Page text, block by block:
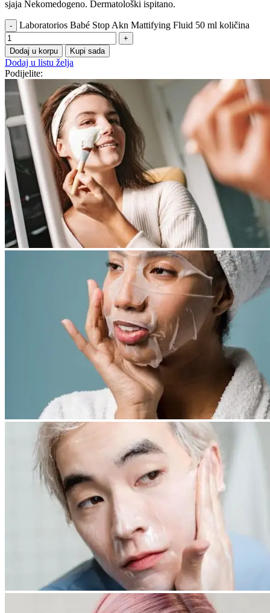
sjaja Nekomedogeno. Dermatološki ispitano.
Laboratorios Babé Stop Akn Mattifying Fluid 50 ml količina
Dodaj u korpu Kupi sada
Dodaj u listu želja
Podijelite: